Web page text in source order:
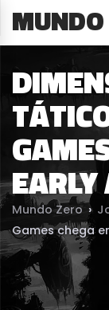
EARLY
Mundo Zero ›
Games chega